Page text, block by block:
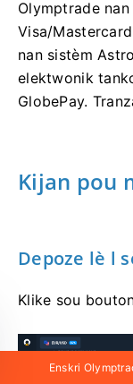
Olymptrade
Visa/
nan sistèm
elektwonik
GlobePay.
Kijan pou
Depoze lè l
Klike sou
Enskri